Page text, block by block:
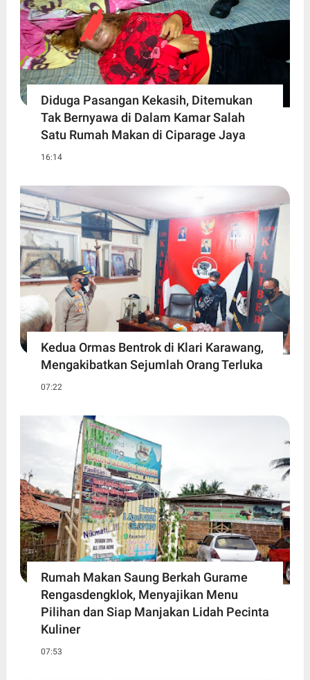
Diduga Pasangan Kekasih, Ditemukan
Tak Bernyawa di Dalam Kamar Salah
Satu Rumah Makan di Ciparage Jaya
16:14
Kedua Ormas Bentrok di Klari Karawang,
Mengakibatkan Sejumlah Orang Terluka
07:22
Rumah Makan Saung Berkah Gurame
Rengasdengklok, Menyajikan Menu
Pilihan dan Siap Manjakan Lidah Pecinta
Kuliner
07:53